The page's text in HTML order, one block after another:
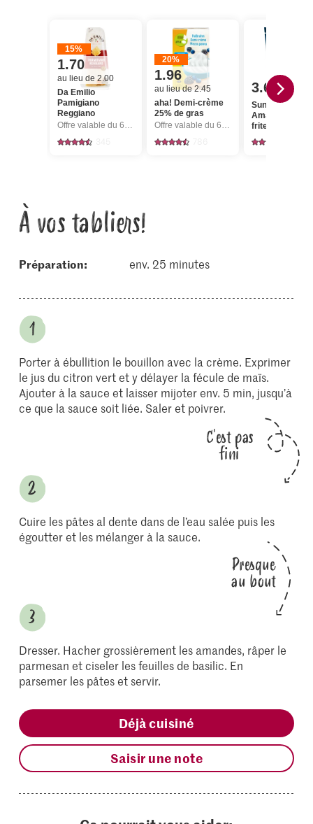
15%
1.70
au lieu de 2.00
Da Emilio
Pamigiano
Reggiano
Offre valable du 6.8 au 12.8.2026, jusqu’à épuisement du stock.
20%
1.96
au lieu de 2.45
aha! Demi-crème
25% de gras
Offre valable du 6.8 au 12.8.2026, jusqu’à épuisement du stock.
3.60
Sun Queen
Amandes
frites et salées
À vos tabliers!
Préparation: env. 25 minutes
Porter à ébullition le bouillon avec la crème. Exprimer
le jus du citron vert et y délayer la fécule de maïs.
Ajouter à la sauce et laisser mijoter env. 5 min, jusqu’à
ce que la sauce soit liée. Saler et poivrer.
C'est pas
fini
Cuire les pâtes al dente dans de l’eau salée puis les
égoutter et les mélanger à la sauce.
Presque
au bout
Dresser. Hacher grossièrement les amandes, râper le
parmesan et ciseler les feuilles de basilic. En
parsemer les pâtes et servir.
Déjà cuisiné
Saisir une note